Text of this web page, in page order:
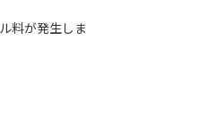
料が発生しま